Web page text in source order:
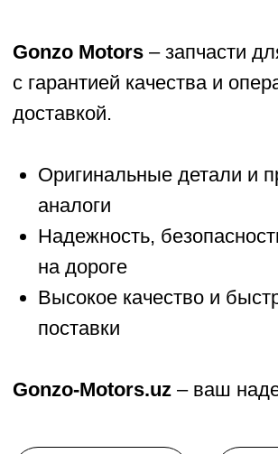
с гарантией качества и оперативной
доставкой.
Оригинальные детали и проверенные
Надежность, безопасность и комфорт
на дороге
Высокое качество и быстрые
поставки
Gonzo-Motors.uz– ваш надежный
поставщик запчастей дляLixiang L9
ZEEKR
BMW BYD
NETA HONGQI